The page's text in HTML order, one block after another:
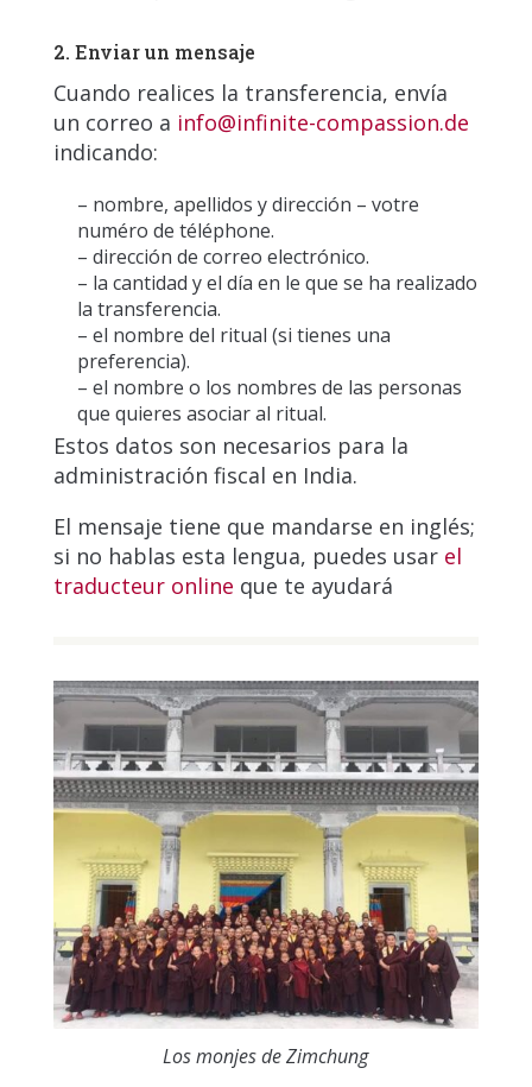
2. Enviar un mensaje
Cuando realices la transferencia, envía
un correo a info@infinite-compassion.de
indicando:
– nombre, apellidos y dirección – votre
numéro de téléphone.
– dirección de correo electrónico.
– la cantidad y el día en le que se ha realizado
la transferencia.
– el nombre del ritual (si tienes una
preferencia).
– el nombre o los nombres de las personas
que quieres asociar al ritual.
Estos datos son necesarios para la
administración fiscal en India.
El mensaje tiene que mandarse en inglés;
si no hablas esta lengua, puedes usar el
traducteur online que te ayudará
Los monjes de Zimchung